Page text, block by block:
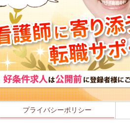
プライバシーポリシー